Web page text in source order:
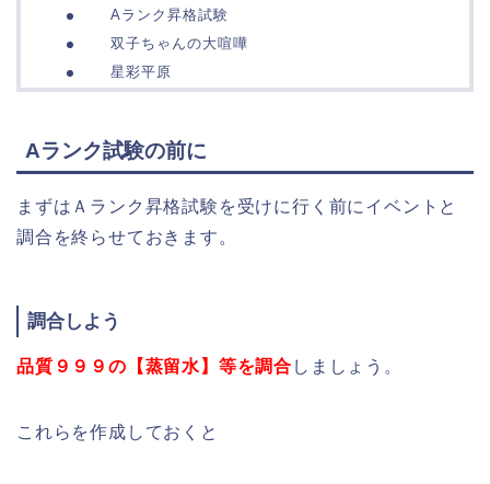
Aランク昇格試験
双子ちゃんの大喧嘩
星彩平原
Aランク試験の前に
まずはＡランク昇格試験を受けに行く前にイベントと
調合を終らせておきます。
調合しよう
品質９９９の【蒸留水】等を調合 しましょう。
これらを作成しておくと